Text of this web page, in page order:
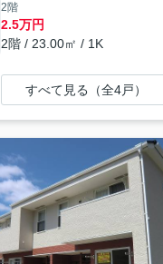
2階
2.5万円
2階 / 23.00㎡ / 1K
すべて見る（全4戸）